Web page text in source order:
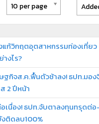
10 per page
ก้วิกฤตอุตสาหกรรมท่องเที่ยว
างไร?
ฐกิจส.ค.ฟื้นตัวช้าลง! ธปท.มอง
2 ปีหน้า
เนื่อง! ธปท.จับตาลงทุนทรุดต่
ติดลบ100%